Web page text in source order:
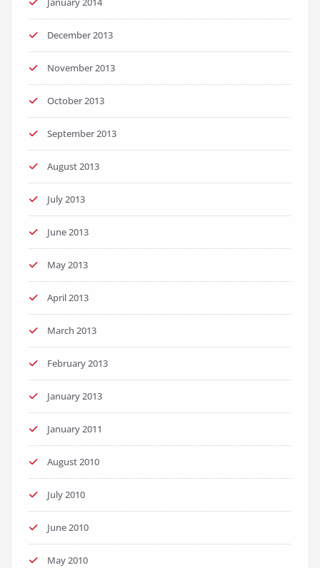
December 2013
November 2013
October 2013
September 2013
August 2013
July 2013
June 2013
May 2013
April 2013
March 2013
February 2013
January 2013
January 2011
August 2010
July 2010
June 2010
May 2010